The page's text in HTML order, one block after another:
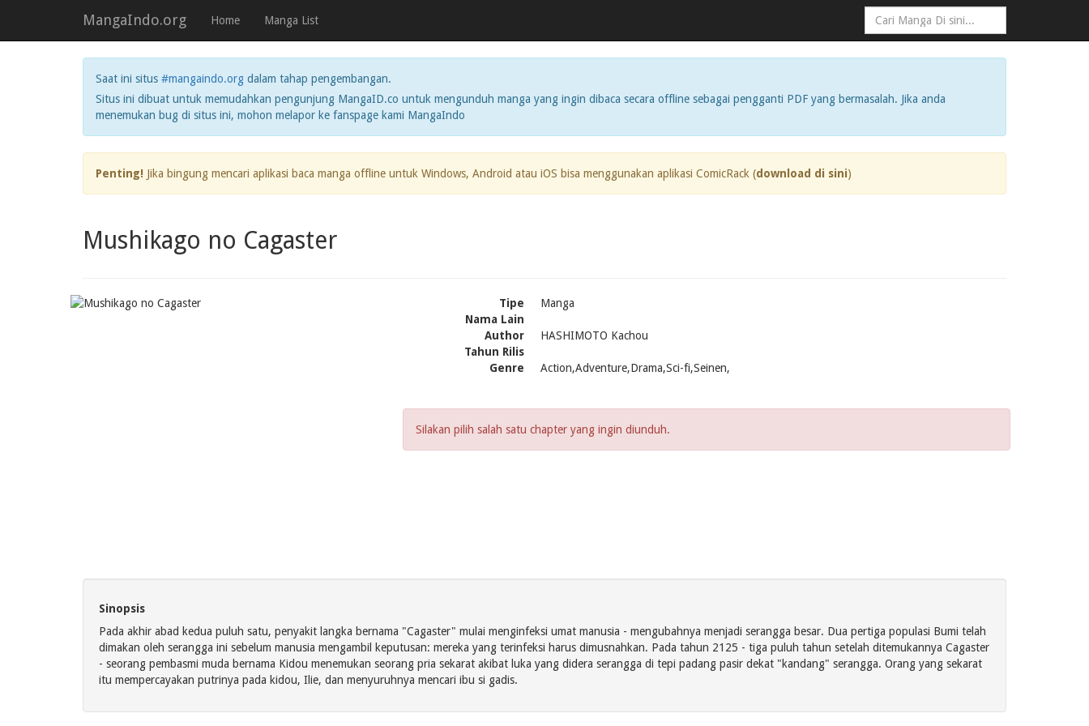
MangaIndo.org Home Manga List
Saat ini situs #mangaindo.org dalam tahap pengembangan.
Situs ini dibuat untuk memudahkan pengunjung MangaID.co untuk mengunduh manga yang ingin dibaca secara offline sebagai pengganti PDF yang bermasalah. Jika anda
menemukan bug di situs ini, mohon melapor ke fanspage kami MangaIndo
Penting! Jika bingung mencari aplikasi baca manga offline untuk Windows, Android atau iOS bisa menggunakan aplikasi ComicRack (download di sini)
Mushikago no Cagaster
Tipe
Manga
Nama Lain
Author
HASHIMOTO Kachou
Tahun Rilis
Genre
Action,Adventure,Drama,Sci-fi,Seinen,
Silakan pilih salah satu chapter yang ingin diunduh.
Sinopsis
Pada akhir abad kedua puluh satu, penyakit langka bernama "Cagaster" mulai menginfeksi umat manusia - mengubahnya menjadi serangga besar. Dua pertiga populasi Bumi telah
dimakan oleh serangga ini sebelum manusia mengambil keputusan: mereka yang terinfeksi harus dimusnahkan. Pada tahun 2125 - tiga puluh tahun setelah ditemukannya Cagaster
- seorang pembasmi muda bernama Kidou menemukan seorang pria sekarat akibat luka yang didera serangga di tepi padang pasir dekat "kandang" serangga. Orang yang sekarat
itu mempercayakan putrinya pada kidou, Ilie, dan menyuruhnya mencari ibu si gadis.